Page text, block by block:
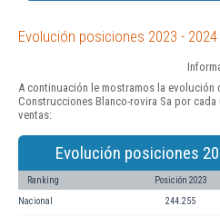
Evolución posiciones 2023 - 2024
A continuación le mostramos la evolución
Construcciones Blanco-rovira Sa por
ventas:
Evolución posiciones
Ranking Posición 2023
Nacional 244.255